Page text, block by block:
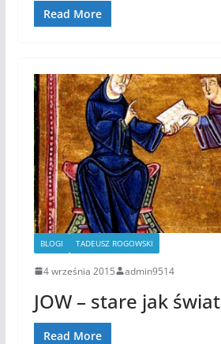
Read More
BLOGI TADEUSZ ROGOWSKI
4 września 2015 admin9514
JOW – stare jak świat
Read More